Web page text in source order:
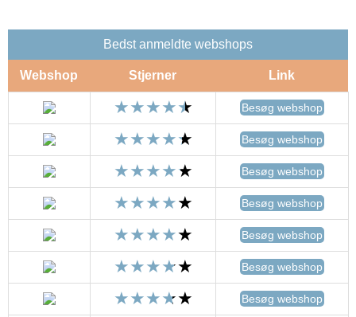
Bedst anmeldte webshops
Webshop Stjerner Link
Besøg webshop
Besøg webshop
Besøg webshop
Besøg webshop
Besøg webshop
Besøg webshop
Besøg webshop